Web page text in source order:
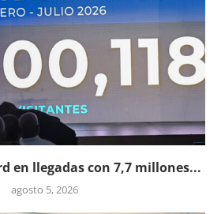
en llegadas con 7,7 millones...
agosto 5, 2026